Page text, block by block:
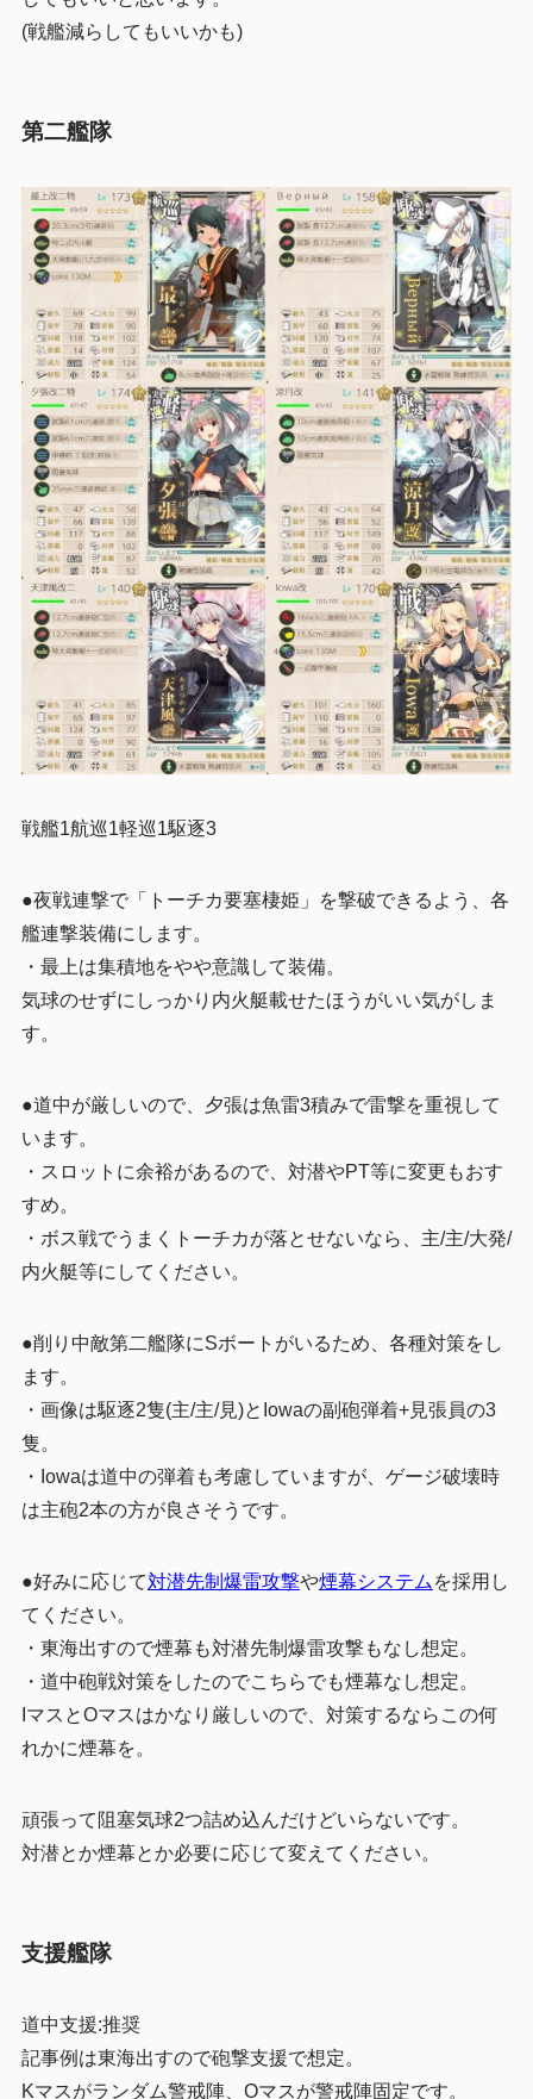
(戦艦減らしてもいいかも)
第二艦隊
戦艦1航巡1軽巡1駆逐3
●夜戦連撃で「トーチカ要塞棲姫」を撃破できるよう、各
艦連撃装備にします。
・最上は集積地をやや意識して装備。
気球のせずにしっかり内火艇載せたほうがいい気がしま
す。
●道中が厳しいので、夕張は魚雷3積みで雷撃を重視して
います。
・スロットに余裕があるので、対潜やPT等に変更もおす
すめ。
・ボス戦でうまくトーチカが落とせないなら、主/主/大発/
内火艇等にしてください。
●削り中敵第二艦隊にSボートがいるため、各種対策をし
ます。
・画像は駆逐2隻(主/主/見)とIowaの副砲弾着+見張員の3
隻。
・Iowaは道中の弾着も考慮していますが、ゲージ破壊時
は主砲2本の方が良さそうです。
●好みに応じて対潜先制爆雷攻撃や煙幕システム を採用し
てください。
・東海出すので煙幕も対潜先制爆雷攻撃もなし想定。
・道中砲戦対策をしたのでこちらでも煙幕なし想定。
IマスとOマスはかなり厳しいので、対策するならこの何
れかに煙幕を。
頑張って阻塞気球2つ詰め込んだけどいらないです。
対潜とか煙幕とか必要に応じて変えてください。
支援艦隊
道中支援:推奨
記事例は東海出すので砲撃支援で想定。
Kマスがランダム警戒陣、Oマスが警戒陣固定です。